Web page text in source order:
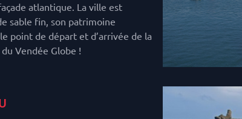
atlantique. La ville est
sable fin, son patrimoine
point de départ et d’arrivée de la
Vendée Globe !